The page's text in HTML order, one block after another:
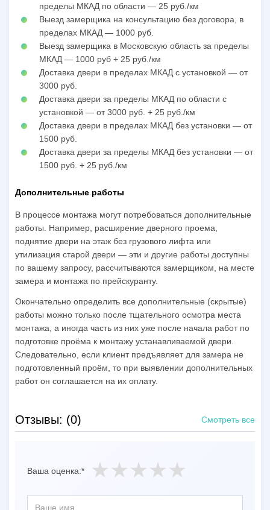
пределы МКАД по области — 25 руб./км
Выезд замерщика на консультацию без договора, в
пределах МКАД — 1000 руб.
Выезд замерщика в Московскую область за пределы
МКАД — 1000 руб + 25 руб./км
Доставка двери в пределах МКАД с установкой — от
3000 руб.
Доставка двери за пределы МКАД по области с
установкой — от 3000 руб. + 25 руб./км
Доставка двери в пределах МКАД без установки — от
1500 руб.
Доставка двери за пределы МКАД без установки — от
1500 руб. + 25 руб./км
Дополнительные работы
В процессе монтажа могут потребоваться дополнительные
работы. Например, расширение дверного проема,
поднятие двери на этаж без грузового лифта или
утилизация старой двери — эти и другие работы доступны
по вашему запросу, рассчитываются замерщиком, на месте
замера и монтажа по прейскуранту.
Окончательно определить все дополнительные (скрытые)
работы можно только после тщательного осмотра места
монтажа, а иногда часть из них уже после начала работ по
подготовке проёма к монтажу устанавливаемой двери.
Следовательно, если клиент предъявляет для замера не
подготовленный проём, то при выявлении дополнительных
работ он соглашается на их оплату.
Отзывы: (0) Смотреть все
Ваша оценка:*